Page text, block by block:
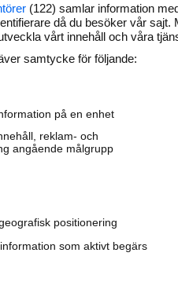
företaget på
kunder och
nära dig.
mer här
(122) samlar information
då du besöker vår sajt.
vårt innehåll och våra
samtycke för följande:
på en enhet
reklam- och
angående målgrupp
positionering
som aktivt begärs